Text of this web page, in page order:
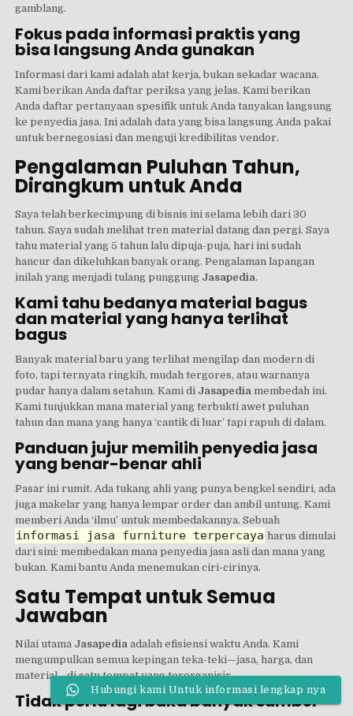
gamblang.
Fokus pada informasi praktis yang
bisa langsung Anda gunakan
Informasi dari kami adalah alat kerja, bukan sekadar wacana.
Kami berikan Anda daftar periksa yang jelas. Kami berikan
Anda daftar pertanyaan spesifik untuk Anda tanyakan langsung
ke penyedia jasa. Ini adalah data yang bisa langsung Anda pakai
untuk bernegosiasi dan menguji kredibilitas vendor.
Pengalaman Puluhan Tahun,
Dirangkum untuk Anda
Saya telah berkecimpung di bisnis ini selama lebih dari 30
tahun. Saya sudah melihat tren material datang dan pergi. Saya
tahu material yang 5 tahun lalu dipuja-puja, hari ini sudah
hancur dan dikeluhkan banyak orang. Pengalaman lapangan
inilah yang menjadi tulang punggung Jasapedia.
Kami tahu bedanya material bagus
dan material yang hanya terlihat
bagus
Banyak material baru yang terlihat mengilap dan modern di
foto, tapi ternyata ringkih, mudah tergores, atau warnanya
pudar hanya dalam setahun. Kami di Jasapedia membedah ini.
Kami tunjukkan mana material yang terbukti awet puluhan
tahun dan mana yang hanya ‘cantik di luar’ tapi rapuh di dalam.
Panduan jujur memilih penyedia jasa
yang benar-benar ahli
Pasar ini rumit. Ada tukang ahli yang punya bengkel sendiri, ada
juga makelar yang hanya lempar order dan ambil untung. Kami
memberi Anda ‘ilmu’ untuk membedakannya. Sebuah
informasi jasa furniture terpercaya harus dimulai
dari sini: membedakan mana penyedia jasa asli dan mana yang
bukan. Kami bantu Anda menemukan ciri-cirinya.
Satu Tempat untuk Semua
Jawaban
Nilai utama Jasapedia adalah efisiensi waktu Anda. Kami
mengumpulkan semua kepingan teka-teki—jasa, harga, dan
material—di satu tempat yang terorganisir.
Tidak perlu lagi buka banyak sumber
Hubungi kami Untuk informasi lengkap nya